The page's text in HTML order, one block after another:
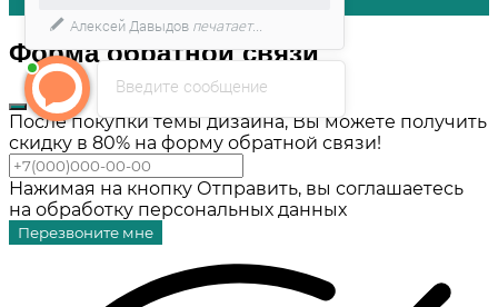
Форма обратной связи
После покупки темы дизайна, Вы можете получить
скидку в 80% на форму обратной связи!
Нажимая на кнопку Отправить, вы соглашаетесь
на обработку персональных данных
Перезвоните мне
Введите сообщение
Алексей Давыдов печатает...